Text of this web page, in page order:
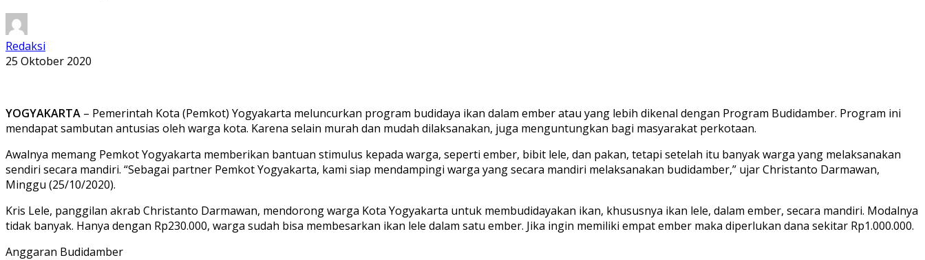
Redaksi
25 Oktober 2020
YOGYAKARTA – Pemerintah Kota (Pemkot) Yogyakarta meluncurkan program budidaya ikan dalam ember atau yang lebih dikenal dengan Program Budidamber. Program ini
mendapat sambutan antusias oleh warga kota. Karena selain murah dan mudah dilaksanakan, juga menguntungkan bagi masyarakat perkotaan.
Awalnya memang Pemkot Yogyakarta memberikan bantuan stimulus kepada warga, seperti ember, bibit lele, dan pakan, tetapi setelah itu banyak warga yang melaksanakan
sendiri secara mandiri. “Sebagai partner Pemkot Yogyakarta, kami siap mendampingi warga yang secara mandiri melaksanakan budidamber,” ujar Christanto Darmawan,
Minggu (25/10/2020).
Kris Lele, panggilan akrab Christanto Darmawan, mendorong warga Kota Yogyakarta untuk membudidayakan ikan, khususnya ikan lele, dalam ember, secara mandiri. Modalnya
tidak banyak. Hanya dengan Rp230.000, warga sudah bisa membesarkan ikan lele dalam satu ember. Jika ingin memiliki empat ember maka diperlukan dana sekitar Rp1.000.000.
Anggaran Budidamber